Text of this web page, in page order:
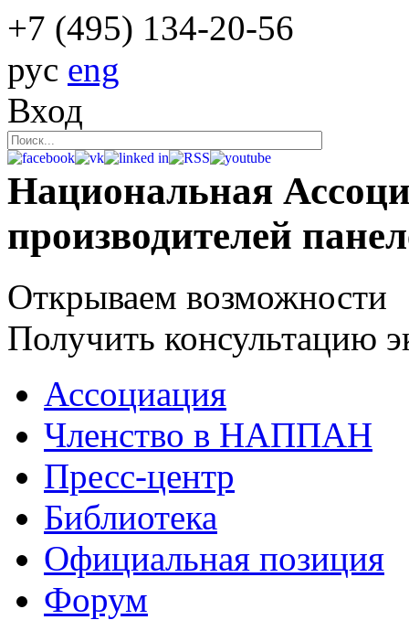
+7 (495) 134-20-56
рус eng
Вход
Национальная
производителей
Открываем возможности
Получить консультацию
Ассоциация
Членство в НАППАН
Пресс-центр
Библиотека
Официальная позиция
Форум